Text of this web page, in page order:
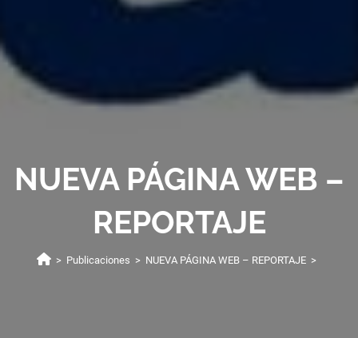
NUEVA PÁGINA WEB –
REPORTAJE
> Publicaciones > NUEVA PÁGINA WEB – REPORTAJE >